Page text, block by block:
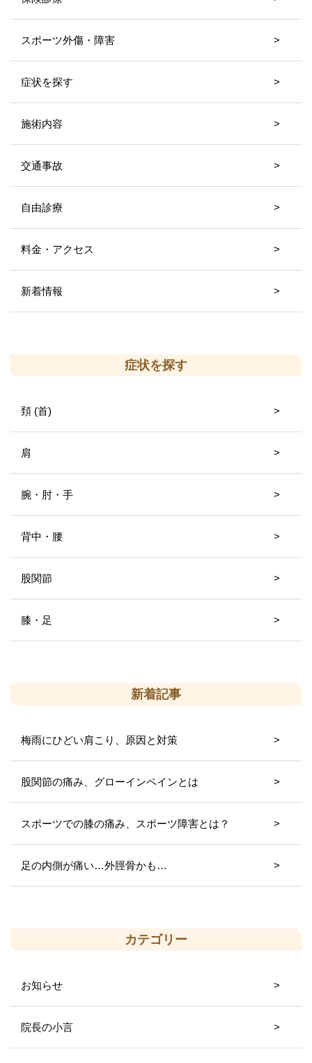
スポーツ外傷・障害
症状を探す
施術内容
交通事故
自由診療
料金・アクセス
新着情報
症状を探す
頚 (首)
肩
腕・肘・手
背中・腰
股関節
膝・足
新着記事
梅雨にひどい肩こり、原因と対策
股関節の痛み、グローインペインとは
スポーツでの膝の痛み、スポーツ障害とは？
足の内側が痛い…外脛骨かも…
カテゴリー
お知らせ
院長の小言